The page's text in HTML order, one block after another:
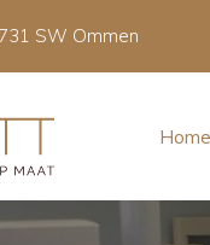
SW Ommen
Home